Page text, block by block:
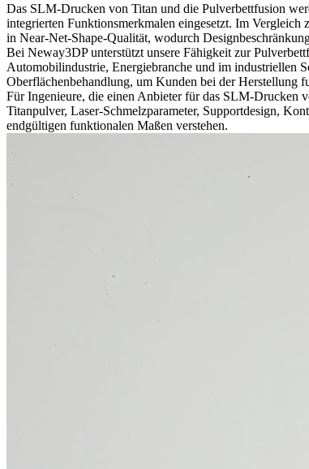
Das SLM-Drucken von Titan und die Pulverbettfusion
integrierten Funktionsmerkmalen eingesetzt. Im
in Near-Net-Shape-Qualität, wodurch
Bei Neway3DP unterstützt unsere Fähigkeit zur
Automobilindustrie, Energiebranche und im industriellen
Oberflächenbehandlung, um Kunden bei der Herstellung
Für Ingenieure, die einen Anbieter für das SLM-Drucken
Titanpulver, Laser-Schmelzparameter, Supportdesign,
endgültigen funktionalen Maßen verstehen.